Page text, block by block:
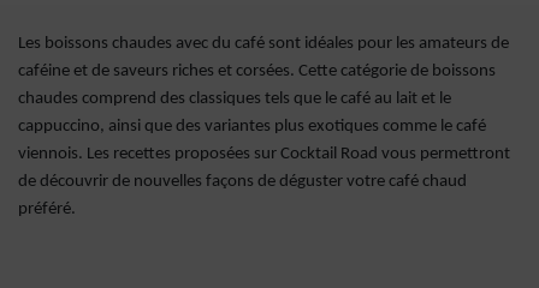
Les boissons chaudes avec du café sont idéales pour les amateurs de
caféine et de saveurs riches et corsées. Cette catégorie de boissons
chaudes comprend des classiques tels que le café au lait et le
cappuccino, ainsi que des variantes plus exotiques comme le café
viennois. Les recettes proposées sur Cocktail Road vous permettront
de découvrir de nouvelles façons de déguster votre café chaud
préféré.